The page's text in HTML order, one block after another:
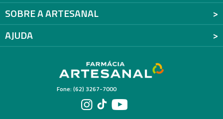
SOBRE A ARTESANAL
AJUDA
Fone: (62) 3267-7000